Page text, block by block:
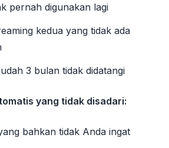
pernah digunakan lagi
kedua yang tidak ada
3 bulan tidak didatangi
yang tidak disadari:
bahkan tidak Anda ingat